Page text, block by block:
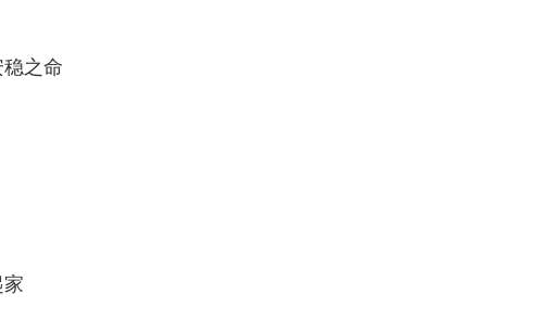
之命